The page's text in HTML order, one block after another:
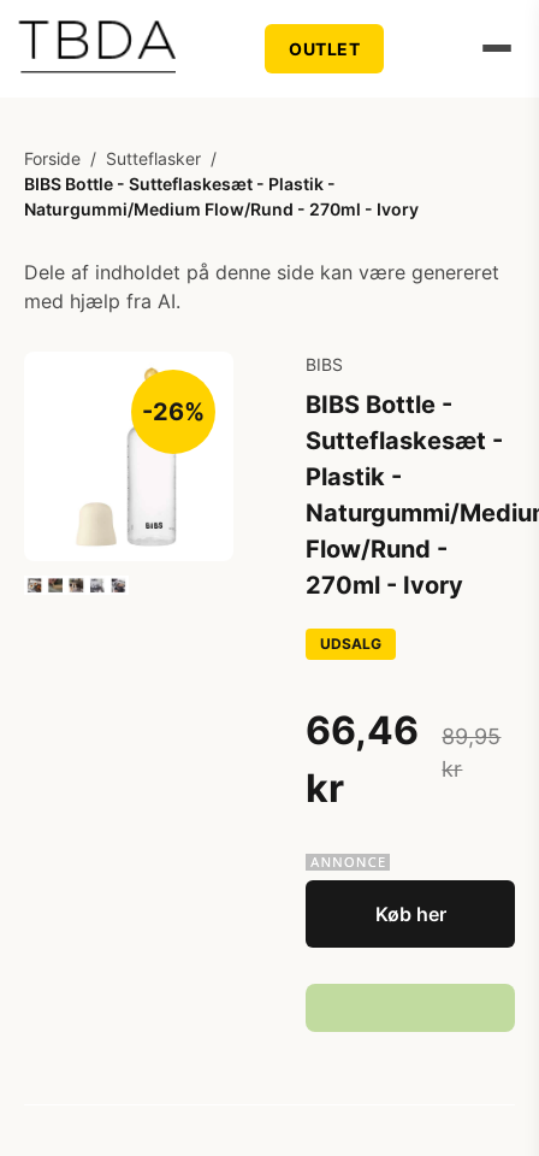
OUTLET
Forside / Sutteflasker /
BIBS Bottle - Sutteflaskesæt - Plastik -
Naturgummi/Medium Flow/Rund - 270ml - Ivory
Dele af indholdet på denne side kan være genereret
med hjælp fra AI.
-26%
BIBS
BIBS Bottle -
Sutteflaskesæt -
Plastik -
Naturgummi/
Flow/Rund -
270ml - Ivory
UDSALG
66,46
kr
89,95
kr
Køb her